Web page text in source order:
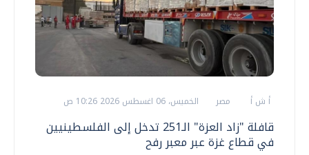
أ ش أ مصر الخميس، 06 اغسطس 2026 10:26 ص
قافلة "زاد العزة" الـ251 تدخل إلى الفلسطينيين
في قطاع غزة عبر معبر رفح